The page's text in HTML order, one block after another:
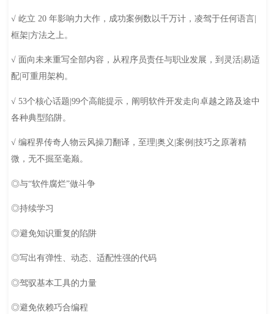
√ 屹立 20 年影响力大作，成功案例数以千万计，凌驾于任何语言|
框架|方法之上。
√ 面向未来重写全部内容，从程序员责任与职业发展，到灵活|易适
配|可重用架构。
√ 53个核心话题|99个高能提示，阐明软件开发走向卓越之路及途中
各种典型陷阱。
√ 编程界传奇人物云风操刀翻译，至理|奥义|案例|技巧之原著精
微，无不掘至毫巅。
◎与“软件腐烂”做斗争
◎持续学习
◎避免知识重复的陷阱
◎写出有弹性、动态、适配性强的代码
◎驾驭基本工具的力量
◎避免依赖巧合编程